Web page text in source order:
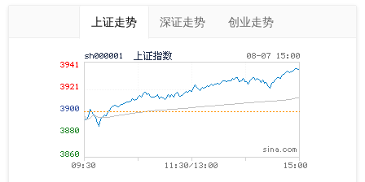
上证走势 深证走势 创业走势